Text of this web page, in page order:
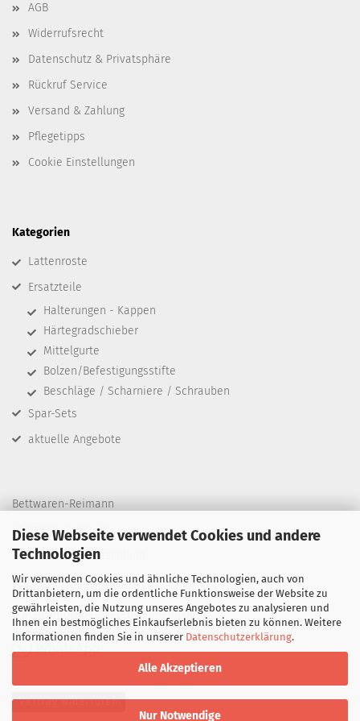
Diese Webseite verwendet Cookies und andere
Technologien
Wir verwenden Cookies und ähnliche Technologien, auch von
Drittanbietern, um die ordentliche Funktionsweise der Website zu
gewährleisten, die Nutzung unseres Angebotes zu analysieren und
Ihnen ein bestmögliches Einkaufserlebnis bieten zu können. Weitere
Informationen finden Sie in unserer Datenschutzerklärung.
Alle Akzeptieren
Nur Notwendige
AGB
Widerrufsrecht
Datenschutz & Privatsphäre
Rückruf Service
Versand & Zahlung
Pflegetipps
Cookie Einstellungen
Kategorien
Lattenroste
Ersatzteile
Halterungen - Kappen
Härtegradschieber
Mittelgurte
Bolzen/Befestigungsstifte
Beschläge / Scharniere / Schrauben
Spar-Sets
aktuelle Angebote
Bettwaren-Reimann
Ebereschenweg 30
03149 Forst / Deutschland
Telefon: +49 3562 95 55 77
E-Mail:info@bettwaren-reimann.de
Vertrag widerrufen